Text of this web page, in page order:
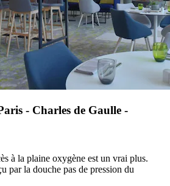
- Charles de Gaulle -
à la plaine oxygène est un vrai plus.
par la douche pas de pression du